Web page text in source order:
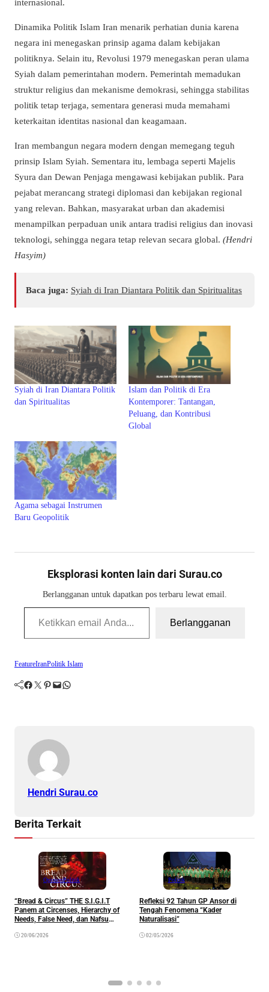
internasional.
Dinamika Politik Islam Iran menarik perhatian dunia karena
negara ini menegaskan prinsip agama dalam kebijakan
politiknya. Selain itu, Revolusi 1979 menegaskan peran ulama
Syiah dalam pemerintahan modern. Pemerintah memadukan
struktur religius dan mekanisme demokrasi, sehingga stabilitas
politik tetap terjaga, sementara generasi muda memahami
keterkaitan identitas nasional dan keagamaan.
Iran membangun negara modern dengan memegang teguh
prinsip Islam Syiah. Sementara itu, lembaga seperti Majelis
Syura dan Dewan Penjaga mengawasi kebijakan publik. Para
pejabat merancang strategi diplomasi dan kebijakan regional
yang relevan. Bahkan, masyarakat urban dan akademisi
menampilkan perpaduan unik antara tradisi religius dan inovasi
teknologi, sehingga negara tetap relevan secara global. (Hendri
Hasyim)
Baca juga: Syiah di Iran Diantara Politik dan Spiritualitas
Syiah di Iran Diantara Politik
dan Spiritualitas
Islam dan Politik di Era
Kontemporer: Tantangan,
Peluang, dan Kontribusi
Global
Agama sebagai Instrumen
Baru Geopolitik
Eksplorasi konten lain dari Surau.co
Berlangganan untuk dapatkan pos terbaru lewat email.
Ketikkan email Anda...
Berlangganan
FeatureIranPolitik Islam
Facebook Twitter Pinterest Mail WhatsApp
Hendri Surau.co
Berita Terkait
OpinionPolitik
“Bread & Circus” THE S.I.G.I.T
Panem at Circenses, Hierarchy of
Needs, False Need, dan Nafsu
20/06/2026
Politik
Refleksi 92 Tahun GP Ansor di
Tengah Fenomena “Kader
Naturalisasi”
02/05/2026